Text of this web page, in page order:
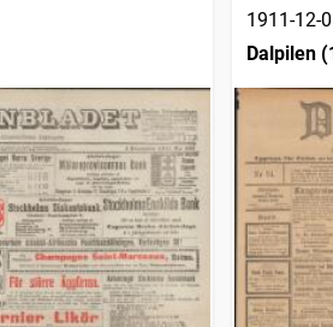
1911-12-
Dalpilen